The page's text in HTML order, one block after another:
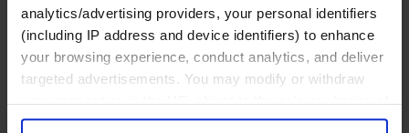
analytics/advertising providers, your personal identifiers
(including IP address and device identifiers) to enhance
your browsing experience, conduct analytics, and deliver
targeted advertisements. You may modify or withdraw
your consent or, in the US, object to the sale or sharing of
your data for targeted advertising, by clicking “Do Not
製造業
エネルギー
化学・プロセス産業
機械・産業テクノロジー
自動車・輸送機器